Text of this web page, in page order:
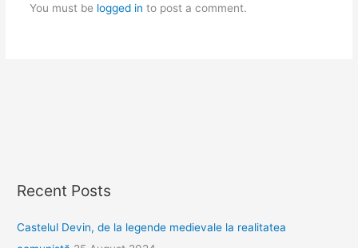
You must be logged in to post a comment.
Recent Posts
Castelul Devin, de la legende medievale la realitatea